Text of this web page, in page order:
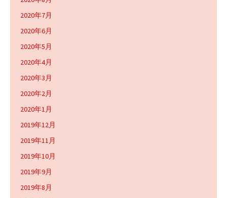
2020年7月
2020年6月
2020年5月
2020年4月
2020年3月
2020年2月
2020年1月
2019年12月
2019年11月
2019年10月
2019年9月
2019年8月